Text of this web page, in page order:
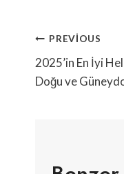
Yazı
PREVIOUS
2025’in En İyi
Doğu ve